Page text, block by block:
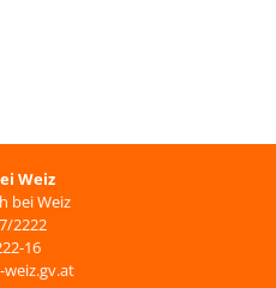
Weiz
bei Weiz
2222
16
weiz.gv.at